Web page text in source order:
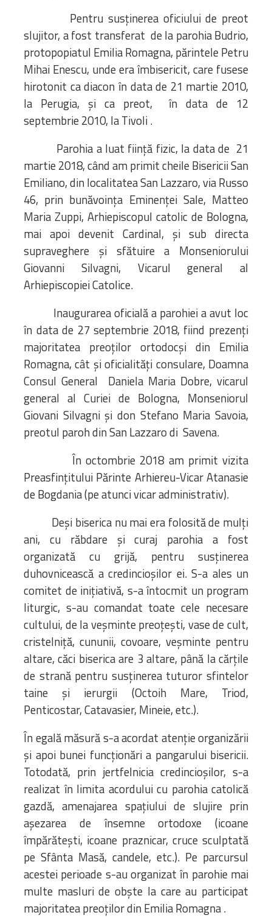
Pentru susținerea oficiului de preot
slujitor, a fost transferat de la parohia Budrio,
protopopiatul Emilia Romagna, părintele Petru
Mihai Enescu, unde era îmbisericit, care fusese
hirotonit ca diacon în data de 21 martie 2010,
la Perugia, şi ca preot, în data de 12
septembrie 2010, la Tivoli .
Parohia a luat ființă fizic, la data de 21
martie 2018, când am primit cheile Bisericii San
Emiliano, din localitatea San Lazzaro, via Russo
46, prin bunăvoința Eminenței Sale, Matteo
Maria Zuppi, Arhiepiscopul catolic de Bologna,
mai apoi devenit Cardinal, și sub directa
supraveghere și sfătuire a Monseniorului
Giovanni Silvagni, Vicarul general al
Arhiepiscopiei Catolice.
Inaugurarea oficială a parohiei a avut loc
în data de 27 septembrie 2018, fiind prezenți
majoritatea preoților ortodocși din Emilia
Romagna, cât și oficialități consulare, Doamna
Consul General Daniela Maria Dobre, vicarul
general al Curiei de Bologna, Monseniorul
Giovani Silvagni şi don Stefano Maria Savoia,
preotul paroh din San Lazzaro di Savena.
În octombrie 2018 am primit vizita
Preasfințitului Părinte Arhiereu-Vicar Atanasie
de Bogdania (pe atunci vicar administrativ).
Deși biserica nu mai era folosită de mulți
ani, cu răbdare și curaj parohia a fost
organizată cu grijă, pentru susținerea
duhovnicească a credincioșilor ei. S-a ales un
comitet de inițiativă, s-a întocmit un program
liturgic, s-au comandat toate cele necesare
cultului, de la veșminte preoțești, vase de cult,
cristelniță, cununii, covoare, veșminte pentru
altare, căci biserica are 3 altare, până la cărțile
de strană pentru susținerea tuturor sfintelor
taine şi ierurgii (Octoih Mare, Triod,
Penticostar, Catavasier, Mineie, etc.).
În egală măsură s-a acordat atenție organizării
şi apoi bunei funcționări a pangarului bisericii.
Totodată, prin jertfelnicia credincioșilor, s-a
realizat în limita acordului cu parohia catolică
gazdă, amenajarea spațiului de slujire prin
așezarea de însemne ortodoxe (icoane
împărătești, icoane praznicar, cruce sculptată
pe Sfânta Masă, candele, etc.). Pe parcursul
acestei perioade s-au organizat în parohie mai
multe masluri de obște la care au participat
majoritatea preoților din Emilia Romagna .